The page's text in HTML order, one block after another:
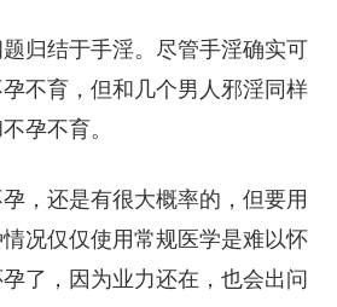
归结于手淫。尽管手淫确实可
不育，但和几个男人邪淫同样
孕不育。
，还是有很大概率的，但要用
况仅仅使用常规医学是难以怀
了，因为业力还在，也会出问